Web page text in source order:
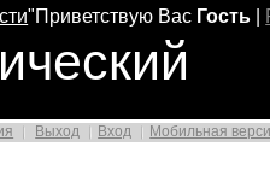
"Приветствую Вас Гость
Выход Вход Мобильная